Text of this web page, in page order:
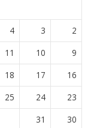
2
3
4
9
10
11
16
17
18
23
24
25
30
31